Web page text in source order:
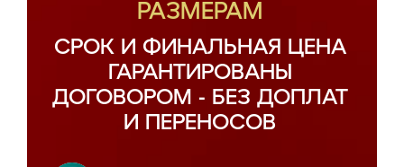
РАЗМЕРАМ
СРОК И ФИНАЛЬНАЯ ЦЕНА
ГАРАНТИРОВАНЫ
ДОГОВОРОМ - БЕЗ ДОПЛАТ
И ПЕРЕНОСОВ